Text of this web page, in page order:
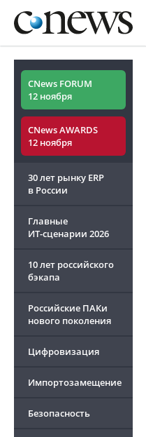
CNews FORUM
12 ноября
CNews AWARDS
12 ноября
30 лет рынку ERP
в России
Главные
ИТ-сценарии 2026
10 лет российского
бэкапа
Российские ПАКи
нового поколения
Цифровизация
Импортозамещение
Безопасность